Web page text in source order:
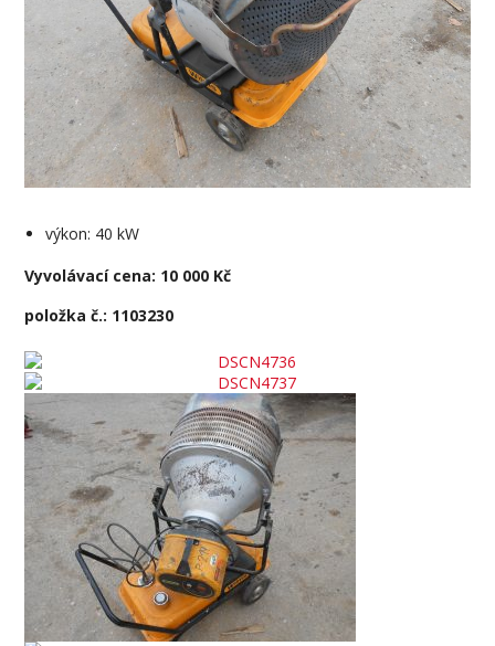
výkon: 40 kW
Vyvolávací cena: 10 000 Kč
položka č.: 1103230